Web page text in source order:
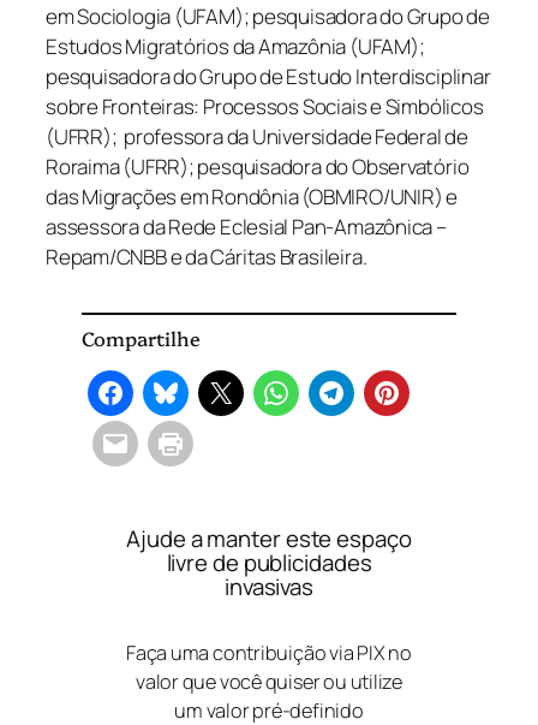
em Sociologia (UFAM); pesquisadora do Grupo de
Estudos Migratórios da Amazônia (UFAM);
pesquisadora do Grupo de Estudo Interdisciplinar
sobre Fronteiras: Processos Sociais e Simbólicos
(UFRR); professora da Universidade Federal de
Roraima (UFRR); pesquisadora do Observatório
das Migrações em Rondônia (OBMIRO/UNIR) e
assessora da Rede Eclesial Pan-Amazônica –
Repam/CNBB e da Cáritas Brasileira.
Compartilhe
Ajude a manter este espaço
livre de publicidades
invasivas
Faça uma contribuição via PIX no
valor que você quiser ou utilize
um valor pré-definido